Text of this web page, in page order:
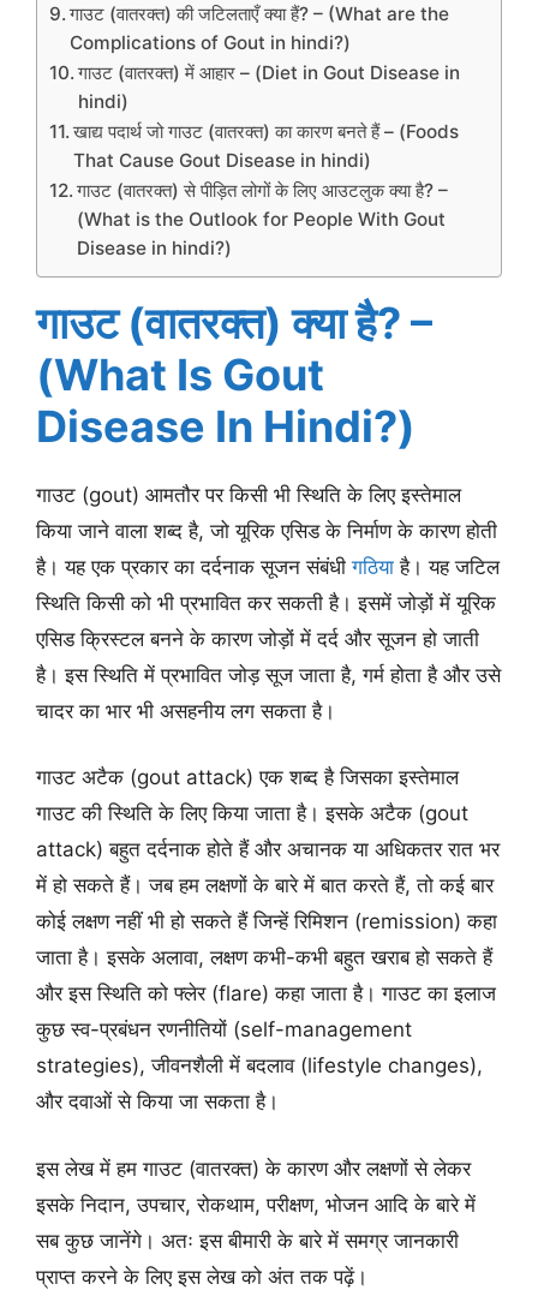
गाउट (वातरक्त) की जटिलताएँ क्या हैं? – (What are the
Complications of Gout in hindi?)
गाउट (वातरक्त) में आहार – (Diet in Gout Disease in
hindi)
खाद्य पदार्थ जो गाउट (वातरक्त) का कारण बनते हैं – (Foods
That Cause Gout Disease in hindi)
गाउट (वातरक्त) से पीड़ित लोगों के लिए आउटलुक क्या है? –
(What is the Outlook for People With Gout
Disease in hindi?)
गाउट (वातरक्त) क्या है? –
(What Is Gout
Disease In Hindi?)
गाउट (gout) आमतौर पर किसी भी स्थिति के लिए इस्तेमाल
किया जाने वाला शब्द है, जो यूरिक एसिड के निर्माण के कारण होती
है। यह एक प्रकार का दर्दनाक सूजन संबंधीगठिया है। यह जटिल
स्थिति किसी को भी प्रभावित कर सकती है। इसमें जोड़ों में यूरिक
एसिड क्रिस्टल बनने के कारण जोड़ों में दर्द और सूजन हो जाती
है। इस स्थिति में प्रभावित जोड़ सूज जाता है, गर्म होता है और उसे
चादर का भार भी असहनीय लग सकता है।
गाउट अटैक (gout attack) एक शब्द है जिसका इस्तेमाल
गाउट की स्थिति के लिए किया जाता है। इसके अटैक (gout
attack) बहुत दर्दनाक होते हैं और अचानक या अधिकतर रात भर
में हो सकते हैं। जब हम लक्षणों के बारे में बात करते हैं, तो कई बार
कोई लक्षण नहीं भी हो सकते हैं जिन्हें रिमिशन (remission) कहा
जाता है। इसके अलावा, लक्षण कभी-कभी बहुत खराब हो सकते हैं
और इस स्थिति को फ्लेर (flare) कहा जाता है। गाउट का इलाज
कुछ स्व-प्रबंधन रणनीतियों (self-management
strategies), जीवनशैली में बदलाव (lifestyle changes),
और दवाओं से किया जा सकता है।
इस लेख में हम गाउट (वातरक्त) के कारण और लक्षणों से लेकर
इसके निदान, उपचार, रोकथाम, परीक्षण, भोजन आदि के बारे में
सब कुछ जानेंगे। अतः इस बीमारी के बारे में समग्र जानकारी
प्राप्त करने के लिए इस लेख को अंत तक पढ़ें।